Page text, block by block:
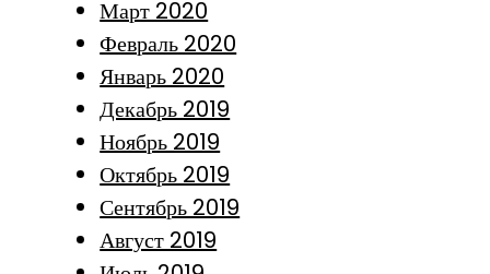
Март 2020
Февраль 2020
Январь 2020
Декабрь 2019
Ноябрь 2019
Октябрь 2019
Сентябрь 2019
Август 2019